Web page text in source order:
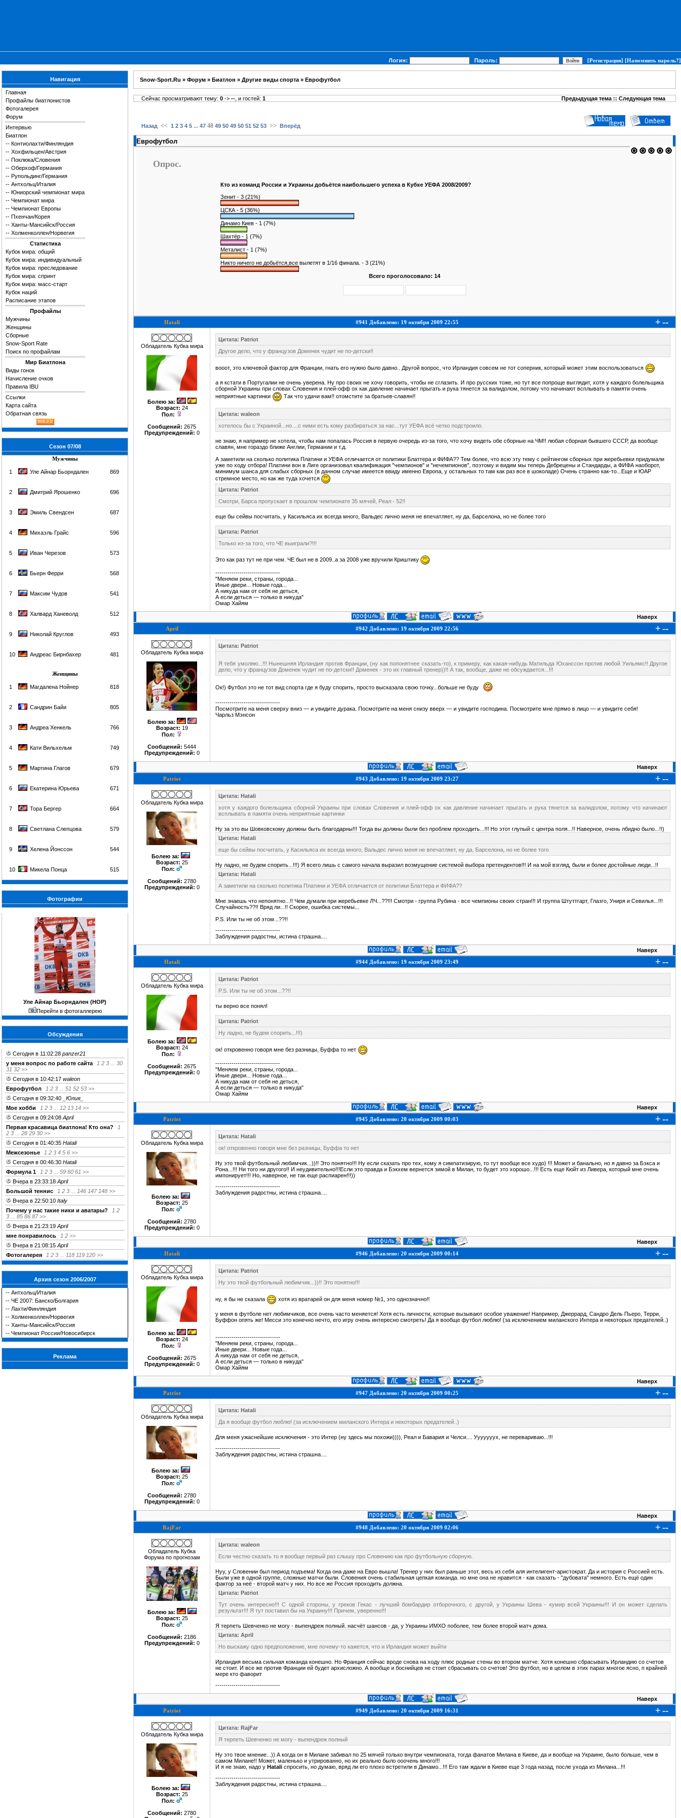
Логин: Пароль: [Регистрация] [Напомнить пароль?]
Навигация
Главная
Профайлы биатлонистов
Фотогалерея
Форум
Интервью
Биатлон
-- Контиолахти/Финляндия
-- Хохфильцен/Австрия
-- Поклюка/Словения
-- Оберхоф/Германия
-- Рупольдинг/Германия
-- Антхольц/Италия
-- Юниорский чемпионат мира
-- Чемпионат мира
-- Чемпионат Европы
-- Пхенчан/Корея
-- Ханты-Мансийск/Россия
-- Холменколлен/Норвегия
Статистика
Кубок мира: общий
Кубок мира: индивидуальный
Кубок мира: преследование
Кубок мира: спринт
Кубок мира: масс-старт
Кубок наций
Расписание этапов
Профайлы
Мужчины
Женщины
Сборные
Snow-Sport Rate
Поиск по профайлам
Мир Биатлона
Виды гонок
Начисление очков
Правила IBU
Ссылки
Карта сайта
Обратная связь
Сезон 07/08
Мужчины
1 Уле Айнар Бьорндален 869
2 Дмитрий Ярошенко 696
3 Эмиль Свендсен 687
4 Михаэль Грайс 596
5 Иван Черезов 573
6 Бьерн Ферри 568
7 Максим Чудов 541
8 Халвард Ханеволд 512
9 Николай Круглов 493
10 Андреас Бирнбахер 481
Женщины
1 Магдалена Нойнер 818
2 Сандрин Байи 805
3 Андреа Хенкель 766
4 Кати Вильхельм 749
5 Мартина Глагов 679
6 Екатерина Юрьева 671
7 Тора Бергер 664
8 Светлана Слепцова 579
9 Хелена Йонссон 544
10 Микела Понца 515
Фотографии
Уле Айнар Бьорндален (НОР)
Перейти в фотогаллерею
Обсуждения
Сегодня в 11:02:28 panzer21
у меня вопрос по работе сайта
1 2 3
30
31 32 >>
Сегодня в 10:42:17 waleon
Еврофутбол
1 2 3 51 52 53 >>
Сегодня в 09:32:40
_Юлия_
Мое хобби
1 2 3 12 13 14 >>
Сегодня в 09:24:08 April
Первая красавица биатлона! Кто она?
1
2 3 28 29 30 >>
Сегодня в 01:40:35 Hatali
Межсезонье
1 2 3 4 5 6 >>
Сегодня в 00:46:30 Hatali
Формула 1
1 2 3 59 60 61 >>
Вчера в 23:33:18 April
Большой теннис
1 2 3 146 147 148 >>
Вчера в 22:50:10 Italy
Почему у нас такие ники и аватары?
1 2
3
85 86 87 >>
Вчера в 21:23:19 April
мне понравилось
1 2 >>
Вчера в 21:08:15 April
Фотогалерея
1 2 3 118 119 120 >>
Архив сезон 2006/2007
-- Антхольц/Италия
-- ЧЕ 2007: Банско/Болгария
-- Лахти/Финляндия
-- Холменколлен/Норвегия
-- Ханты-Мансийск/Россия
-- Чемпионат России/Новосибирск
Реклама
Snow-Sport.Ru » Форум » Биатлон » Другие виды спорта » Еврофутбол
Сейчас просматривают тему: 0 -> -- , и гостей: 1 Предыдущая тема :: Следующая тема
Назад << 1 2 3 4 5 ... 47 48 49 50 49 50 51 52 53 >> Вперёд
Еврофутбол
Опрос.
Кто из команд России и Украины добьётся наибольшего успеха в Кубке УЕФА 2008/2009?
Зенит - 3 (21%)
ЦСКА - 5 (36%)
Динамо Киев - 1 (7%)
Шахтёр - 1 (7%)
Металист - 1 (7%)
Никто ничего не добьётся,все вылетят в 1/16 финала. - 3 (21%)
Всего проголосовало: 14
Hatali #941 Добавлено: 19 октября 2009 22:55 +--
Обладатель Кубка мира
Болею за:
Возраст: 24
Пол:
Сообщений: 2675
Предупреждений: 0
Цитата: Patriot
Другое дело, что у французов Доменек чудит не по-детски!!
вооот, это ключевой фактор для Франции, гнать его нужно было давно.. Другой вопрос, что Ирландия совсем не тот соперник, который может этим воспользоваться
а я кстати в Португалии не очень уверена. Ну про своих не хочу говорить, чтобы не сглазить. И про русских тоже, но тут все попроще выглядит, хотя у каждого болельщика
сборной Украины при словах Словения и плей-офф ох как давление начинает прыгать и рука тянется за валидолом, потому что начинают всплывать в памяти очень
неприятные картинки
Так что удачи вам!! отомстите за братьев-славян!!
Цитата: waleon
хотелось бы с Украиной...но....с ними есть кому разбираться за нас...тут УЕФА всё четко подстроило.
не знаю, я например не хотела, чтобы нам попалась Россия в первую очередь из-за того, что хочу видеть обе сборные на ЧМ!! любая сборная бывшего СССР, да вообще
славян, мне гораздо ближе Англии, Германии и т.д.
А заметили на сколько политика Платини и УЕФА отличается от политики Блаттера и ФИФА?? Тем более, что всю эту тему с рейтингом сборных при жеребьевки придумали
уже по ходу отбора! Платини вон в Лиге организовал квалификация "чемпионов" и "нечемпионов", поэтому и видим мы теперь Дебрецены и Стандарды, а ФИФА наоборот,
минимум шанса для слабых сборных (в данном случае имеется ввиду именно Европа, у остальных то там как раз все в шоколаде) Очень странно как-то...Еще и ЮАР
стремное место, но как же туда хочется
Цитата: Patriot
Смотри, Барса пропускает в прошлом чемпионате 35 мячей, Реал - 52!!
еще бы сейвы посчитать, у Касильяса их всегда много, Вальдес лично меня не впечатляет, ну да, Барселона, но не более того
Цитата: Patriot
Только из-за того, что ЧЕ выиграли?!!!
Это как раз тут не при чем. ЧЕ был не в 2009..а за 2008 уже вручили Криштику
--------------------------------
"Меняем реки, страны, города...
Иные двери... Новые года...
А никуда нам от себя не деться,
А если деться — только в никуда"
Омар Хайям
Наверх
April
#942 Добавлено: 19 октября 2009 22:56 +--
Обладатель Кубка мира
Болею за:
Возраст: 19
Пол:
Сообщений: 5444
Предупреждений: 0
Цитата: Patriot
Я тебя умоляю...!!! Нынешняя Ирландия против Франции, (ну как попонятнее сказать-то), к примеру, как какая-нибудь Матильда Юханссон против любой Уильямс!! Другое
дело, что у французов Доменек чудит не по-детски!! Доменек - это их главный тренер))!! А так, вообще, даже не обсуждается...!!!
Ок!) Футбол это не тот вид спорта где я буду спорить, просто высказала свою точку...больше не буду
--------------------------------
Посмотрите на меня сверху вниз — и увидите дурака. Посмотрите на меня снизу вверх — и увидите господина. Посмотрите мне прямо в лицо — и увидите себя!
Чарльз Мэнсон
Наверх
Patriot
#943 Добавлено: 19 октября 2009 23:27 +--
Обладатель Кубка мира
Болею за:
Возраст: 25
Пол:
Сообщений: 2780
Предупреждений: 0
Цитата: Hatali
хотя у каждого болельщика сборной Украины при словах Словения и плей-офф ох как давление начинает прыгать и рука тянется за валидолом, потому что начинают
всплывать в памяти очень неприятные картинки
Ну за это вы Шовковскому должны быть благодарны!!! Тогда вы должны были без проблем проходить...!!! Но этот глупый с центра поля...!! Наверное, очень лбидно было...!!)
Цитата: Hatali
еще бы сейвы посчитать, у Касильяса их всегда много, Вальдес лично меня не впечатляет, ну да, Барселона, но не более того
Ну ладно, не будем спорить...!!!) Я всего лишь с самого начала выразил возмущение системой выбора претендентов!!! И на мой взгляд, были и более достойные люди...!!
Цитата: Hatali
А заметили на сколько политика Платини и УЕФА отличается от политики Блаттера и ФИФА??
Мне знаешь что непонятно...!! Чем думали при жеребьевке ЛЧ...??!!! Смотри - группа Рубина - все чемпионы своих стран!!! И группа Штуттгарт, Глазго, Униря и Севилья...!!!
Случайность??!! Вряд ли...!! Скорее, ошибка системы...
P.S. Или ты не об этом...??!!
--------------------------------
Заблуждения радостны, истина страшна....
Наверх
Hatali
#944 Добавлено: 19 октября 2009 23:49 +--
Обладатель Кубка мира
Болею за:
Возраст: 24
Пол:
Сообщений: 2675
Предупреждений: 0
Цитата: Patriot
P.S. Или ты не об этом...??!!
ты верно все понял!
Цитата: Patriot
Ну ладно, не будем спорить...!!!)
ок! откровенно говоря мне без разницы, Буффа то нет
--------------------------------
"Меняем реки, страны, города...
Иные двери... Новые года...
А никуда нам от себя не деться,
А если деться — только в никуда"
Омар Хайям
Наверх
Patriot
#945 Добавлено: 20 октября 2009 00:03 +--
Обладатель Кубка мира
Болею за:
Возраст: 25
Пол:
Сообщений: 2780
Предупреждений: 0
Цитата: Hatali
ок! откровенно говоря мне без разницы, Буффа то нет
Ну это твой футбольный любимчик...))!! Это понятно!!! Ну если сказать про тех, кому я симпатизирую, то тут вообще все худо) !!! Может и банально, но я давно за Бэкса и
Рона...!!! Ни того ни другого!! И неудивительно!!!Если это правда и Бэкхем вернется зимой в Милан, то будет это хорошо...!!! Есть еще Кюйт из Ливера, который мне очень
импонирует!!! Но, наверное, не так еще распиарен!!!))
--------------------------------
Заблуждения радостны, истина страшна....
Наверх
Hatali
#946 Добавлено: 20 октября 2009 00:14 +--
Обладатель Кубка мира
Болею за:
Возраст: 24
Пол:
Сообщений: 2675
Предупреждений: 0
Цитата: Patriot
Ну это твой футбольный любимчик...))!! Это понятно!!!
ну, я бы не сказала хотя из вратарей он для меня номер №1, это однозначно!!
у меня в футболе нет любимчиков, все очень часто меняется! Хотя есть личности, которые вызывают особое уважение! Например, Джеррард, Сандро Дель Пьеро, Терри,
Буффон опять же! Месси это конечно нечто, его игру очень интересно смотреть! Да я вообще футбол люблю! (за исключением миланского Интера и некоторых предателей..)
--------------------------------
"Меняем реки, страны, города...
Иные двери... Новые года...
А никуда нам от себя не деться,
А если деться — только в никуда"
Омар Хайям
Наверх
Patriot
#947 Добавлено: 20 октября 2009 00:25 +--
Обладатель Кубка мира
Болею за:
Возраст: 25
Пол:
Сообщений: 2780
Предупреждений: 0
Цитата: Hatali
Да я вообще футбол люблю! (за исключением миланского Интера и некоторых предателей..)
Для меня ужаснейшие исключения - это Интер (ну здесь мы похожи)))), Реал и Бавария и Челси.... Ууууууух, не перевариваю...!!!
--------------------------------
Заблуждения радостны, истина страшна....
Наверх
RajFar
#948 Добавлено: 20 октября 2009 02:06 +--
Обладатель Кубка
Форума по прогнозам
Болею за:
Возраст: 25
Пол:
Сообщений: 2186
Предупреждений: 0
Цитата: waleon
Если честно сказать то я вообще первый раз слышу про Словению как про футбольную сборную.
Нуу, у Словении был период подъема! Когда она даже на Евро вышла! Тренер у них был раньше этот, весь из себя аля интелигент-аристократ. Да и история с Россией есть.
Были уже в одной группе, сложные матчи были. Словения очень стабильная цепкая команда. но мне она не нравится - как сказать - "дубовата" немного. Есть ещё один
фактор за неё - второй матч у них. Но все же Россия проходить должна.
Цитата: Patriot
Тут очень интересно!!! С одной стороны, у греков Гекас - лучший бомбардир отборочного, с другой, у Украины Шева - кумир всей Украины!!! И он может сделать
результат!!! Я тут поставил бы на Украину!!! Причем, уверенно!!!
Я терпеть Шевченко не могу - выпендреж полный. насчёт шансов - да, у Украины ИМХО поболее, тем более второй матч дома.
Цитата: April
Но выскажу одно предположение, мне почему-то кажется, что и Ирландия может выйти
Ирландия весьма сильная команда конешно. Но Франция сейчас вроде снова на ходу плюс родные стены во втором матче. Хотя конешно сбрасывать Ирландию со счетов
не стоит. И все же против Франции ей будет архисложно. А вообще и боснийцев не стоит сбрасывать со счетов! Это футбол, но в целом в этих парах многое ясно, п крайней
мере кто фаворит
--------------------------------
Наверх
Patriot
#949 Добавлено: 20 октября 2009 16:31 +--
Обладатель Кубка мира
Болею за:
Возраст: 25
Пол:
Сообщений: 2780
Цитата: RajFar
Я терпеть Шевченко не могу - выпендреж полный
Ну это твое мнение...)) А когда он в Милане забивал по 25 мячей только внутри чемпионата, тогда фанатов Милана в Киеве, да и вообще на Украине, было больше, чем в
самом Милане!! Может, маленько и утрированно, но их реально было ооочень много!!!
И я не знаю, надо у Hatali спросить, но думаю, вряд ли его плохо встретили в Динамо...!!! Его там ждали в Киеве еще 3 года назад, после ухода из Милана...!!!
--------------------------------
Заблуждения радостны, истина страшна....